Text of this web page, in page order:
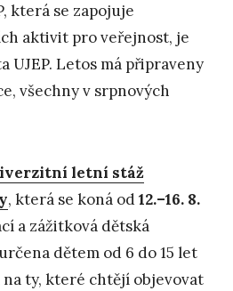
která se zapojuje
aktivit pro veřejnost, je
UJEP. Letos má připraveny
všechny v srpnových
letní stáž
, která se koná od12.–16. 8.
a zážitková dětská
dětem od 6 do 15 let
ty, které chtějí objevovat